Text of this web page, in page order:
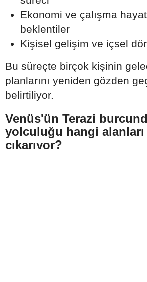
Ekonomi ve çalışma
beklentiler
Kişisel gelişim ve içsel
Bu süreçte birçok kişinin
planlarını yeniden gözden
belirtiliyor.
Venüs'ün Terazi
yolculuğu hangi
çıkarıyor?